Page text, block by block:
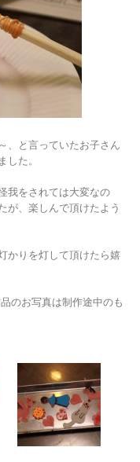
、と言っていたお子さん
た。
我をされては大変なの
が、楽しんで頂けたよう
かりを灯して頂けたら嬉
のお写真は制作途中のも